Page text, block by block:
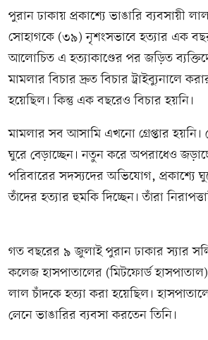
পুরান ঢাকায় প্রকাশ্যে ভাঙারি ব্যবসায়ী
সোহাগকে (৩৯) নৃশংসভাবে হত্যার এক
আলোচিত এ হত্যাকাণ্ডের পর জড়িত
মামলার বিচার দ্রুত বিচার ট্রাইব্যুনালে
হয়েছিল। কিন্তু এক বছরেও বিচার হয়নি।
মামলার সব আসামি এখনো গ্রেপ্তার হয়নি।
ঘুরে বেড়াচ্ছেন। নতুন করে অপরাধেও
পরিবারের সদস্যদের অভিযোগ, প্রকাশ্যে
তাঁদের হত্যার হুমকি দিচ্ছেন। তাঁরা
গত বছরের ৯ জুলাই পুরান ঢাকার স্যার
কলেজ হাসপাতালের (মিটফোর্ড
লাল চাঁদকে হত্যা করা হয়েছিল।
লেনে ভাঙারির ব্যবসা করতেন তিনি।